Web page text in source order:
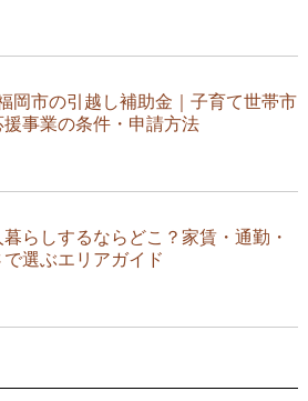
岡市の引越し補助金｜子育て世帯市
援事業の条件・申請方法
らしするならどこ？家賃・通勤・
選ぶエリアガイド